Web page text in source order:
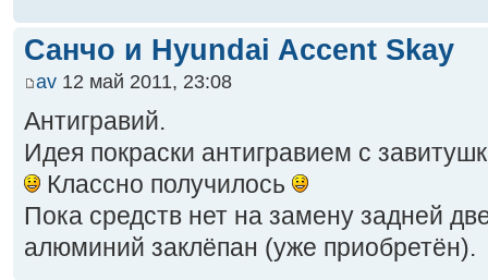
Санчо и Hyundai Accent Skay
av 12 май 2011, 23:08
Антигравий.
Идея покраски антигравием с
Классно получилось
Пока средств нет на замену задней
алюминий заклёпан (уже приобретён).